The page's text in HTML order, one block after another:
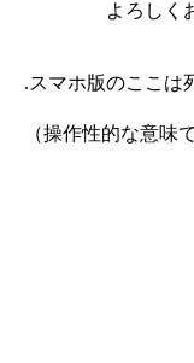
くお願い
こは死ぬほ
意味で